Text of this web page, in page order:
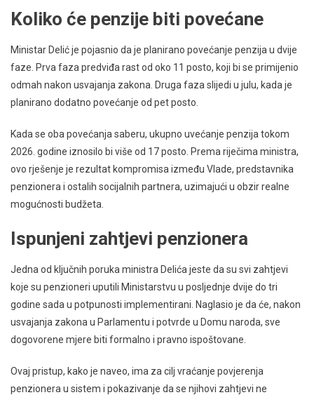
Koliko će penzije biti povećane
Ministar Delić je pojasnio da je planirano povećanje penzija u dvije
faze. Prva faza predviđa rast od oko 11 posto, koji bi se primijenio
odmah nakon usvajanja zakona. Druga faza slijedi u julu, kada je
planirano dodatno povećanje od pet posto.
Kada se oba povećanja saberu, ukupno uvećanje penzija tokom
2026. godine iznosilo bi više od 17 posto. Prema riječima ministra,
ovo rješenje je rezultat kompromisa između Vlade, predstavnika
penzionera i ostalih socijalnih partnera, uzimajući u obzir realne
mogućnosti budžeta.
Ispunjeni zahtjevi penzionera
Jedna od ključnih poruka ministra Delića jeste da su svi zahtjevi
koje su penzioneri uputili Ministarstvu u posljednje dvije do tri
godine sada u potpunosti implementirani. Naglasio je da će, nakon
usvajanja zakona u Parlamentu i potvrde u Domu naroda, sve
dogovorene mjere biti formalno i pravno ispoštovane.
Ovaj pristup, kako je naveo, ima za cilj vraćanje povjerenja
penzionera u sistem i pokazivanje da se njihovi zahtjevi ne